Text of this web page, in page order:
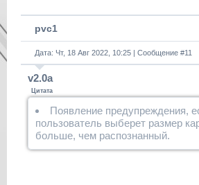
pvc1
Дата: Чт, 18 Авг 2022, 10:25 | Сообщение #11
v2.0a
Цитата
Появление предупреждения,
пользователь выберет размер
больше, чем распознанный.